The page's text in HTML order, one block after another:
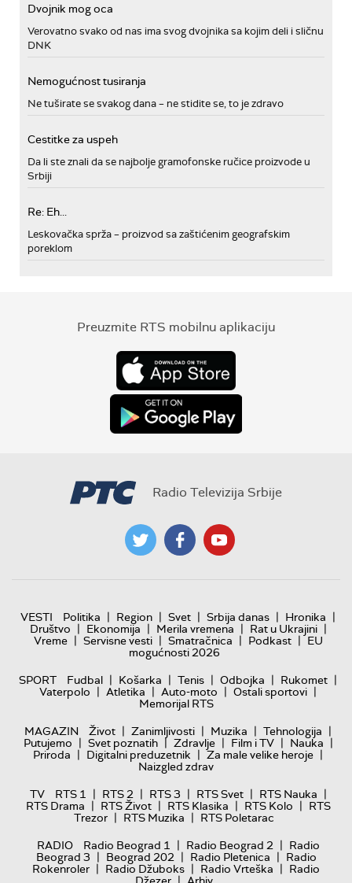
Dvojnik mog oca
Verovatno svako od nas ima svog dvojnika sa kojim deli i sličnu
DNK
Nemogućnost tusiranja
Ne tuširate se svakog dana – ne stidite se, to je zdravo
Cestitke za uspeh
Da li ste znali da se najbolje gramofonske ručice proizvode u
Srbiji
Re: Eh...
Leskovačka sprža – proizvod sa zaštićenim geografskim
poreklom
Preuzmite RTS mobilnu aplikaciju
Radio Televizija Srbije
VESTI Politika | Region | Svet | Srbija danas | Hronika |
Društvo | Ekonomija | Merila vremena | Rat u Ukrajini |
Vreme | Servisne vesti | Smatračnica | Podkast | EU
mogućnosti 2026
SPORT
Fudbal | Košarka | Tenis | Odbojka | Rukomet |
Vaterpolo | Atletika | Auto-moto | Ostali sportovi |
Memorijal RTS
MAGAZIN
Život | Zanimljivosti | Muzika | Tehnologija |
Putujemo | Svet poznatih | Zdravlje | Film i TV | Nauka |
Priroda | Digitalni preduzetnik | Za male velike heroje |
Naizgled zdrav
TV
RTS 1 | RTS 2 | RTS 3 | RTS Svet | RTS Nauka |
RTS Drama | RTS Život | RTS Klasika | RTS Kolo | RTS
Trezor | RTS Muzika | RTS Poletarac
RADIO
Radio Beograd 1 | Radio Beograd 2 | Radio
Beograd 3 | Beograd 202 | Radio Pletenica | Radio
Rokenroler | Radio Džuboks | Radio Vrteška | Radio